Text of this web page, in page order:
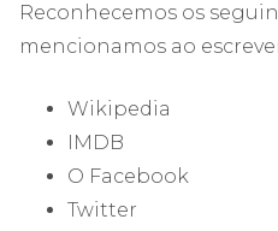
Reconhecemos os
mencionamos ao
Wikipedia
IMDB
O Facebook
Twitter